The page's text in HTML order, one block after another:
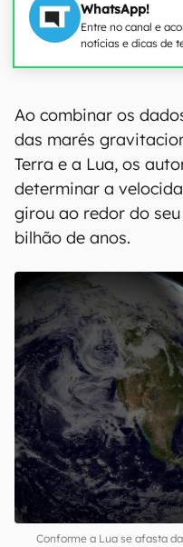
WhatsApp!
Entre no canal e
notícias e dicas de
Ao combinar os
das marés
Terra e a Lua, os
determinar a
girou ao redor do
bilhão de anos.
Conforme a Lua se afasta